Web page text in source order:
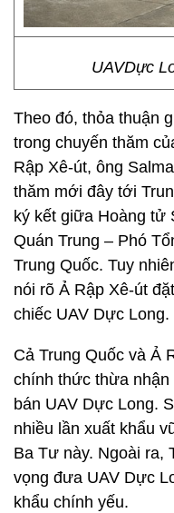
UAVDực
Theo đó, thỏa thuận
trong chuyến thăm
Rập Xê-út, ông
thăm mới đây tới
ký kết giữa Hoàng
Quán Trung – Phó
Trung Quốc. Tuy
nói rõ Ả Rập Xê-út
chiếc UAV Dực Long.
Cả Trung Quốc và Ả
chính thức thừa
bán UAV Dực Long.
nhiều lần xuất khẩu
Ba Tư này. Ngoài ra,
vọng đưa UAV Dực
khẩu chính yếu.